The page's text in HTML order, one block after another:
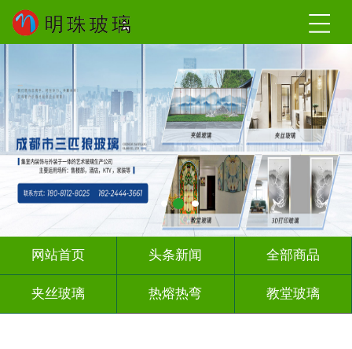
网站首页 头条新闻 全部商品
夹丝玻璃 热熔热弯 教堂玻璃